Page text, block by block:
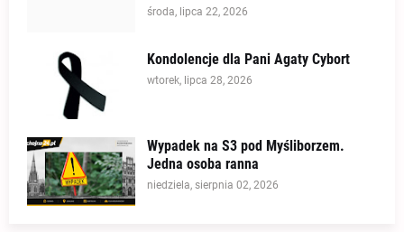
środa, lipca 22, 2026
Kondolencje dla Pani Agaty Cybort
wtorek, lipca 28, 2026
Wypadek na S3 pod Myśliborzem.
Jedna osoba ranna
niedziela, sierpnia 02, 2026